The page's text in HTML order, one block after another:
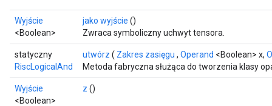
Wyjście
<Boolean>
jako wyjście ()
Zwraca symboliczny uchwyt tensora.
statyczny
RiscLogicalAnd
utwórz ( Zakres zasięgu , Operand <Boolean> x,
Metoda fabryczna służąca do tworzenia klasy
Wyjście
<Boolean>
z ()